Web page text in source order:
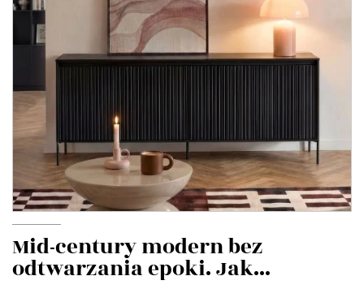
Mid-century modern bez
odtwarzania epoki. Jak...